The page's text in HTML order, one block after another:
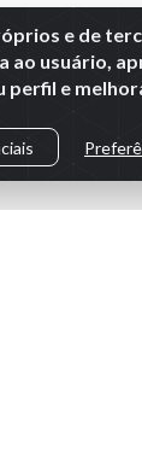
e de
ao usuário,
perfil e